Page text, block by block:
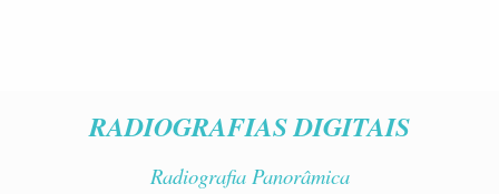
RADIOGRAFIAS DIGITAIS
Radiografia Panorâmica